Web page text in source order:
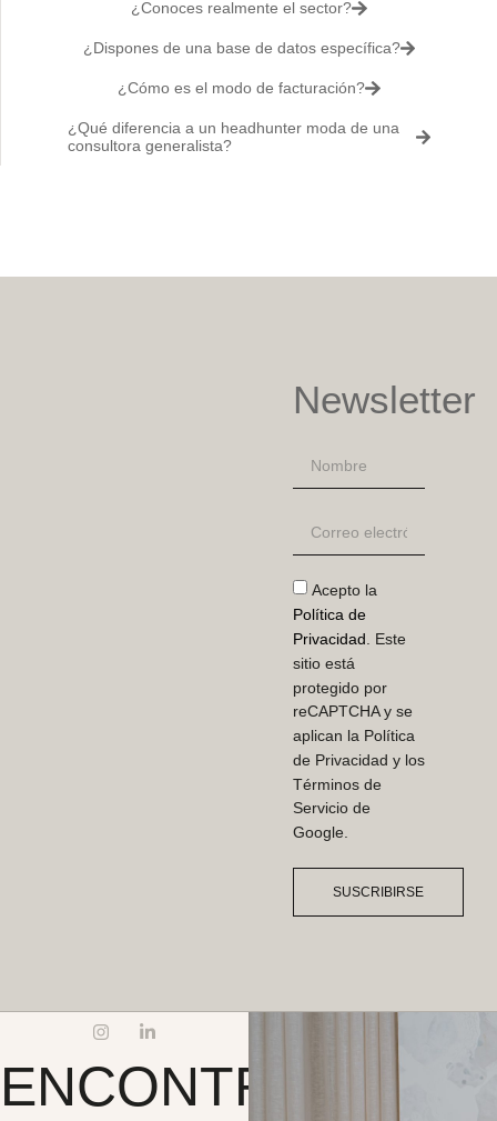
¿Conoces realmente el sector?
¿Dispones de una base de datos específica?
¿Cómo es el modo de facturación?
¿Qué diferencia a un headhunter moda de una
consultora generalista?
Newsletter
Acepto la
Política de
Privacidad . Este
sitio está
protegido por
reCAPTCHA y se
aplican la Política
de Privacidad y los
Términos de
Servicio de
Google.
SUSCRIBIRSE
ENCONTRAR